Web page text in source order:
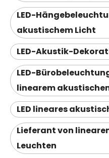
LED-
akustischem Licht
LED-Akustik-
LED-
linearem
LED lineares
Lieferant von
Leuchten